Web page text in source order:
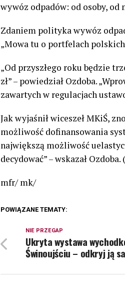
wywóz odpadów: od osoby,
Zdaniem polityka wywóz
„Mowa tu o portfelach
„Od przyszłego roku będzie
zł” – powiedział Ozdoba.
zawartych w regulacjach
Jak wyjaśnił wiceszeł MKiŚ,
możliwość dofinansowania
największą możliwość
decydować” – wskazał Ozdoba.
mfr/ mk/
POWIĄZANE TEMATY:
NIE PRZEGAP
Ukryta wystawa
Świnoujściu – odkryj ją